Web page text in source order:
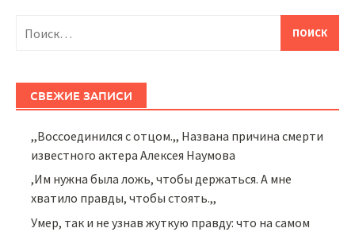
СВЕЖИЕ ЗАПИСИ
,,Воссоединился с отцом.,, Названа причина смерти
известного актера Алексея Наумова
,Им нужна была ложь, чтобы держаться. А мне
хватило правды, чтобы стоять.,,
Умер, так и не узнав жуткую правду: что на самом